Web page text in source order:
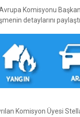
Komisyonu
detaylarını
Komisyon Üyesi